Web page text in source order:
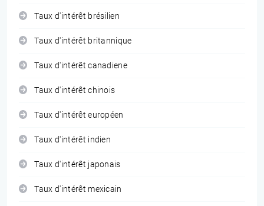
Taux d'intérêt brésilien
Taux d'intérêt britannique
Taux d'intérêt canadiene
Taux d'intérêt chinois
Taux d'intérêt européen
Taux d'intérêt indien
Taux d'intérêt japonais
Taux d'intérêt mexicain